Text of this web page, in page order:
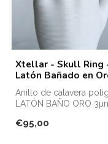
Xtellar - Skull Ring
Latón Bañado en
Anillo de calavera
LATÓN BAÑO ORO
€95,00